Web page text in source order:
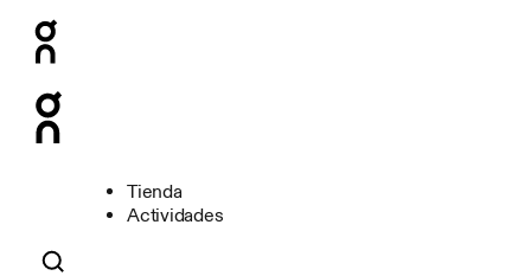
Tienda
Actividades